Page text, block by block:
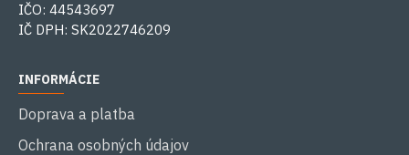
IČO: 44543697
IČ DPH: SK2022746209
INFORMÁCIE
Doprava a platba
Ochrana osobných údajov